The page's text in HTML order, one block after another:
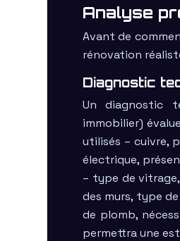
Analyse
Avant de
rénovation
Diagnostic
Un diagnostic
immobilier)
utilisés – cuivre,
électrique,
– type de
des murs, type
de plomb,
permettra une